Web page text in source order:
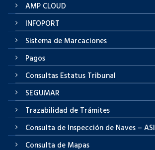
AMP CLOUD
INFOPORT
Sistema de Marcaciones
Pagos
Consultas Estatus Tribunal
SEGUMAR
Trazabilidad de Trámites
Consulta de Inspección de Naves – ASI
Consulta de Mapas